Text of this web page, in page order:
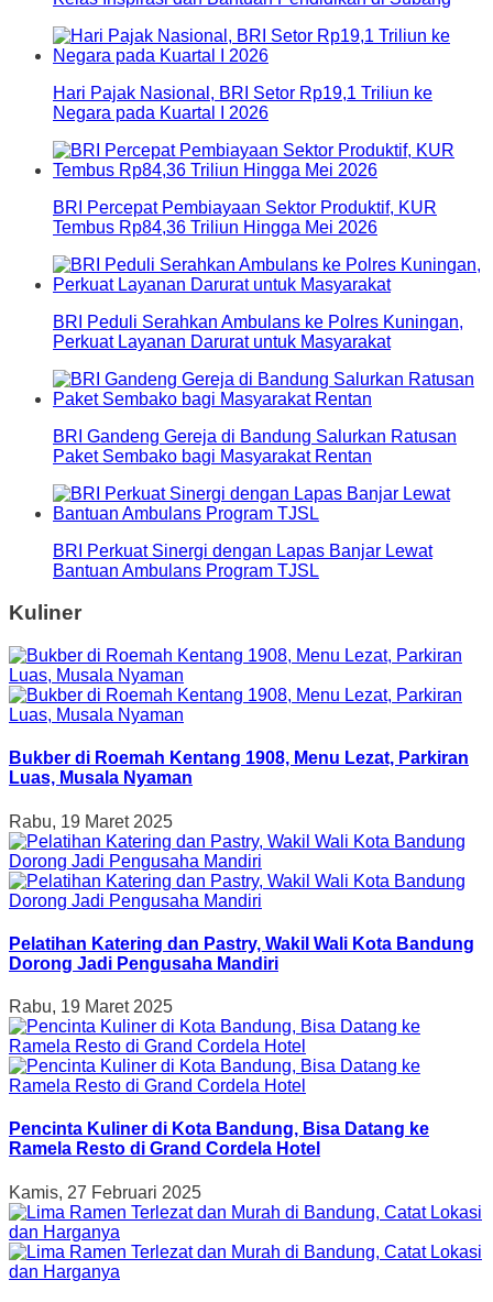
Hari Pajak Nasional, BRI Setor Rp19,1 Triliun ke
Negara pada Kuartal I 2026
BRI Percepat Pembiayaan Sektor Produktif, KUR
Tembus Rp84,36 Triliun Hingga Mei 2026
BRI Peduli Serahkan Ambulans ke Polres Kuningan,
Perkuat Layanan Darurat untuk Masyarakat
BRI Gandeng Gereja di Bandung Salurkan Ratusan
Paket Sembako bagi Masyarakat Rentan
BRI Perkuat Sinergi dengan Lapas Banjar Lewat
Bantuan Ambulans Program TJSL
Kuliner
Bukber di Roemah Kentang 1908, Menu Lezat, Parkiran
Luas, Musala Nyaman
Rabu, 19 Maret 2025
Pelatihan Katering dan Pastry, Wakil Wali Kota Bandung
Dorong Jadi Pengusaha Mandiri
Rabu, 19 Maret 2025
Pencinta Kuliner di Kota Bandung, Bisa Datang ke
Ramela Resto di Grand Cordela Hotel
Kamis, 27 Februari 2025